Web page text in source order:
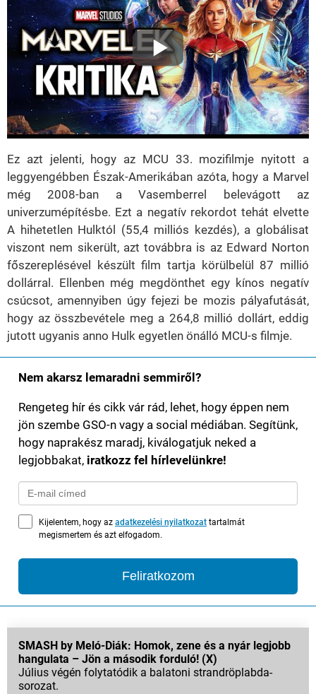
Ez azt jelenti, hogy az MCU 33. mozifilmje nyitott a
leggyengébben Észak-Amerikában azóta, hogy a Marvel
még 2008-ban a Vasemberrel belevágott az
univerzumépítésbe. Ezt a negatív rekordot tehát elvette
A hihetetlen Hulktól (55,4 milliós kezdés), a globálisat
viszont nem sikerült, azt továbbra is az Edward Norton
főszereplésével készült film tartja körülbelül 87 millió
dollárral. Ellenben még megdönthet egy kínos negatív
csúcsot, amennyiben úgy fejezi be mozis pályafutását,
hogy az összbevétele meg a 264,8 millió dollárt, eddig
jutott ugyanis anno Hulk egyetlen önálló MCU-s filmje.
Nem akarsz lemaradni semmiről?
Rengeteg hír és cikk vár rád, lehet, hogy éppen nem
jön szembe GSO-n vagy a social médiában. Segítünk,
hogy naprakész maradj, kiválogatjuk neked a
legjobbakat, iratkozz fel hírlevelünkre!
Kijelentem, hogy az adatkezelési nyilatkozat tartalmát
megismertem és azt elfogadom.
Feliratkozom
SMASH by Meló-Diák: Homok, zene és a nyár legjobb
hangulata – Jön a második forduló! (X)
Július végén folytatódik a balatoni strandröplabda-
sorozat.